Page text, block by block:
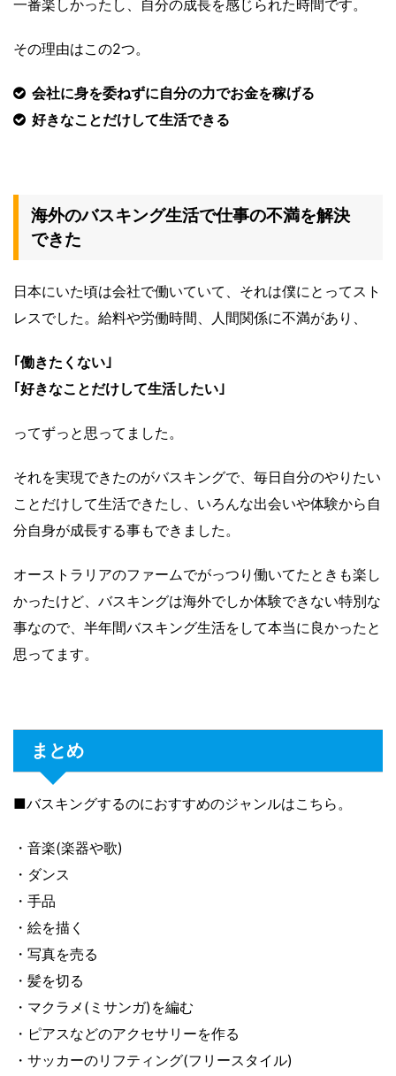
一番楽しかったし、自分の成長を感じられた時間です。
その理由はこの2つ。
会社に身を委ねずに自分の力でお金を稼げる
好きなことだけして生活できる
海外のバスキング生活で仕事の不満を解決
できた
日本にいた頃は会社で働いていて、それは僕にとってスト
レスでした。給料や労働時間、人間関係に不満があり、
｢働きたくない｣
｢好きなことだけして生活したい｣
ってずっと思ってました。
それを実現できたのがバスキングで、毎日自分のやりたい
ことだけして生活できたし、いろんな出会いや体験から自
分自身が成長する事もできました。
オーストラリアのファームでがっつり働いてたときも楽し
かったけど、バスキングは海外でしか体験できない特別な
事なので、半年間バスキング生活をして本当に良かったと
思ってます。
まとめ
■バスキングするのにおすすめのジャンルはこちら。
・音楽(楽器や歌)
・ダンス
・手品
・絵を描く
・写真を売る
・髪を切る
・マクラメ(ミサンガ)を編む
・ピアスなどのアクセサリーを作る
・サッカーのリフティング(フリースタイル)